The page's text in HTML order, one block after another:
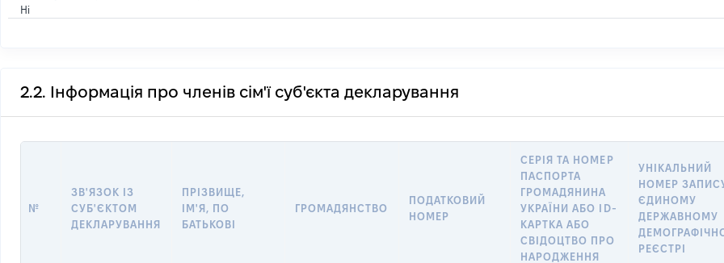
Ні
2.2. Інформація про членів сім'ї суб'єкта декларування
№
ЗВ'ЯЗОК ІЗ
СУБ'ЄКТОМ
ДЕКЛАРУВАННЯ
ПРІЗВИЩЕ,
ІМ'Я, ПО
БАТЬКОВІ
ГРОМАДЯНСТВО
ПОДАТКОВИЙ
НОМЕР
СЕРІЯ ТА НОМЕР
ПАСПОРТА
ГРОМАДЯНИНА
УКРАЇНИ АБО ID-
КАРТКА АБО
СВІДОЦТВО ПРО
НАРОДЖЕННЯ
УНІКАЛЬНИЙ
НОМЕР
ЄДИНОМУ
ДЕРЖАВНОМУ
РЕЄСТРІ